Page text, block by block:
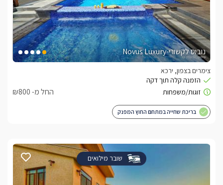
נובוס לקשורי-Novus Luxury
צימרים בצפון, ירכא
החל מ- ₪800
בריכת שחייה במתחם החוץ המפנק
שובר מילואים